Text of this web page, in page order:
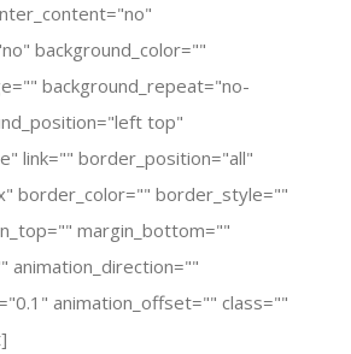
background_color=""
background_repeat="no-
top"
link="" border_position="all"
border_color="" border_style=""
margin_bottom=""
animation_direction=""
animation_offset="" class=""